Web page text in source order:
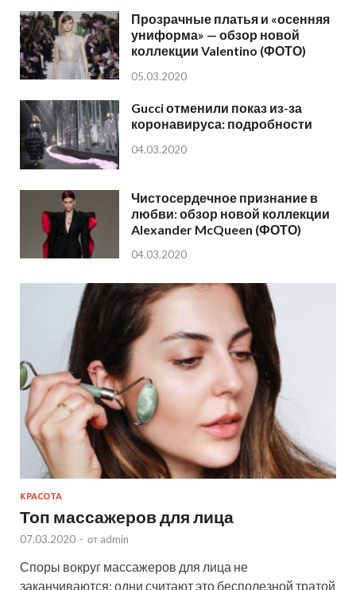
Прозрачные платья и «осенняя
униформа» — обзор новой
коллекции Valentino (ФОТО)
05.03.2020
Gucci отменили показ из-за
коронавируса: подробности
04.03.2020
Чистосердечное признание в
любви: обзор новой коллекции
Alexander McQueen (ФОТО)
04.03.2020
КРАСОТА
Топ массажеров для лица
07.03.2020 - от admin
Споры вокруг массажеров для лица не
заканчиваются: одни считают это бесполезной тратой